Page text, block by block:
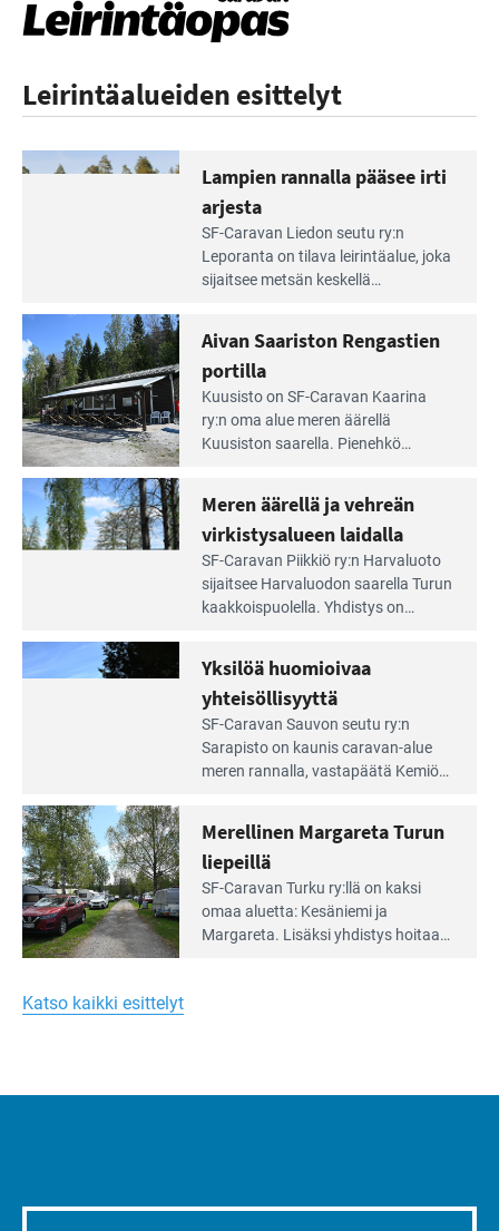
Leirintäalueiden esittelyt
rannalla
pääsee
irti
arjesta
Lampien rannalla pääsee irti
arjesta
SF-Caravan Liedon seutu ry:n
Leporanta on tilava leirintäalue, joka
sijaitsee metsän kes­kellä
tarjoaa ympäris­töineen kauniit
maisemat ja loistavat virkistäytymis­
mahdollisuudet.
Lue
Leirintäoppaan
artikkeli:
Aivan
Saariston
Rengastien
portilla
Aivan Saariston Rengastien
portilla
Kuusisto on SF-Caravan Kaarina
ry:n oma alue meren äärellä
Kuusiston saarella. Pie­nehkö
äärellä
ja
Meren äärellä ja vehreän
virkistysalueen laidalla
SF-Caravan Piikkiö ry:n Harvaluoto
sijait­see Harvaluodon saarella Turun
kaakkois­puolella. Yhdistys on
virkistysalueesta.
huomioivaa
yhteisöllisyyttä
Yksilöä huomioivaa
yhteisöllisyyttä
SF-Caravan Sauvon seutu ry:n
Sarapisto on kaunis caravan-alue
meren rannalla, vasta­päätä Kemiön
kymmenen paikkaa ilman sähköä.
Lue
Leirintäoppaan
artikkeli:
Merellinen
Turun
liepeillä
Merellinen Margareta Turun
liepeillä
SF-Caravan Turku ry:llä on kaksi
omaa aluet­ta: Kesäniemi ja
Margareta. Lisäksi yhdis­tys hoitaa
Katso kaikki esittelyt